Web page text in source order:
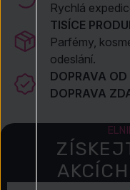
Rychlá
TISÍCE
Parfémy,
odeslání.
DOPRAVA
DOPRAVA